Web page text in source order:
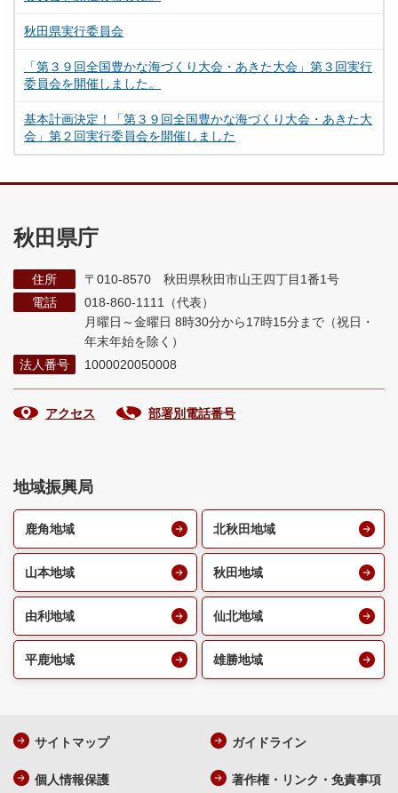
秋田県実行委員会
「第３９回全国豊かな海づくり大会・あきた大会」第３回実行
委員会を開催しました。
基本計画決定！「第３９回全国豊かな海づくり大会・あきた大
会」第２回実行委員会を開催しました
秋田県庁
住所
〒010-8570 秋田県秋田市山王四丁目1番1号
電話
018-860-1111（代表）
月曜日～金曜日 8時30分から17時15分まで （祝日・
年末年始を除く）
法人番号
1000020050008
アクセス 部署別電話番号
地域振興局
鹿角地域 北秋田地域
山本地域 秋田地域
由利地域 仙北地域
平鹿地域 雄勝地域
サイトマップ ガイドライン
個人情報保護 著作権・リンク・免責事項